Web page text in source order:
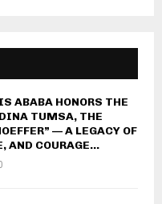
ABABA HONORS THE
TUMSA, THE
— A LEGACY OF
AND COURAGE...